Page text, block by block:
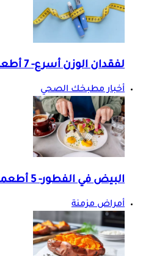
لفقدان الوزن أسرع- 7 أطعمة تناولها مع أوزمبيك
أخبار مطبخك الصحي
البيض في الفطور- 5 أطعمة بديلة
أمراض مزمنة